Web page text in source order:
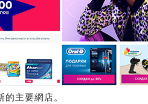
主要網店。